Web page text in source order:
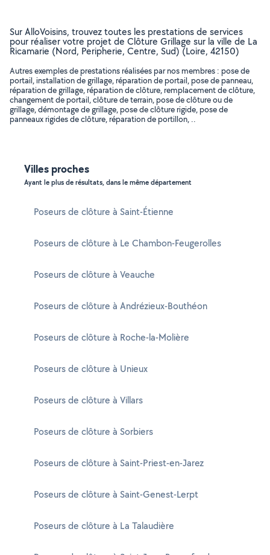
Sur AlloVoisins, trouvez toutes les prestations de services
pour réaliser votre projet de Clôture Grillage sur la ville de La
Ricamarie (Nord, Peripherie, Centre, Sud) (Loire, 42150)
Autres exemples de prestations réalisées par nos membres : pose de
portail, installation de grillage, réparation de portail, pose de panneau,
réparation de grillage, réparation de clôture, remplacement de clôture,
changement de portail, clôture de terrain, pose de clôture ou de
grillage, démontage de grillage, pose de clôture rigide, pose de
panneaux rigides de clôture, réparation de portillon, ..
Villes proches
Ayant le plus de résultats, dans le même département
Poseurs de clôture à Saint-Étienne
Poseurs de clôture à Le Chambon-Feugerolles
Poseurs de clôture à Veauche
Poseurs de clôture à Andrézieux-Bouthéon
Poseurs de clôture à Roche-la-Molière
Poseurs de clôture à Unieux
Poseurs de clôture à Villars
Poseurs de clôture à Sorbiers
Poseurs de clôture à Saint-Priest-en-Jarez
Poseurs de clôture à Saint-Genest-Lerpt
Poseurs de clôture à La Talaudière